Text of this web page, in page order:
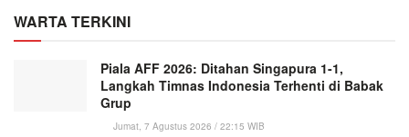
WARTA TERKINI
Piala AFF 2026: Ditahan Singapura 1-1,
Langkah Timnas Indonesia Terhenti di Babak
Grup
Jumat, 7 Agustus 2026 / 22:15 WIB